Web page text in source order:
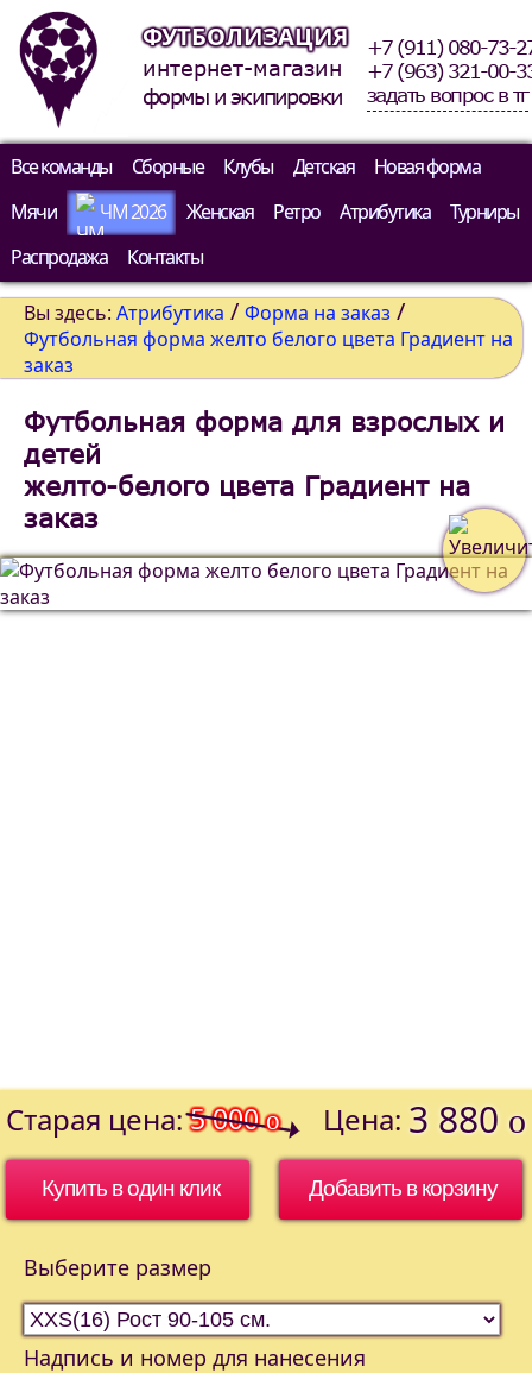
ФУТБОЛИЗАЦИЯ
интернет-магазин
формы и экипировки
+7 (911) 080-73-
+7 (963) 321-00-
задать вопрос в тг
Все команды Сборные Клубы Детская
Новая форма
Мячи
ЧМ 2026 Женская Ретро Атрибутика
Турниры
Распродажа
Контакты
Вы здесь: Атрибутика / Форма на заказ /
Футбольная форма желто белого цвета Градиент на
заказ
Футбольная форма для взрослых и
детей
желто-белого цвета Градиент на
заказ
Старая цена: 5 000o Цена: 3 880 o
Купить в один клик
Выберите размер
Надпись и номер для нанесения